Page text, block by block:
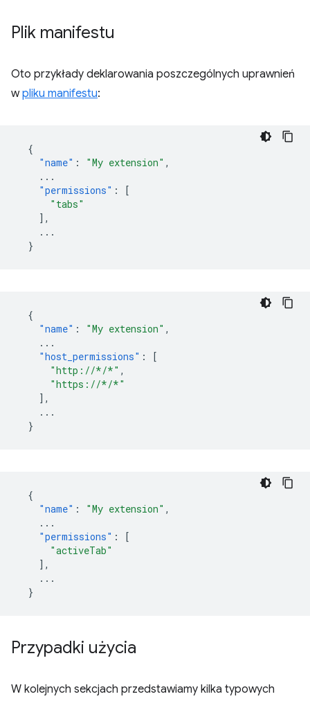
Plik manifestu
Oto przykłady deklarowania poszczególnych uprawnień
wpliku manifestu:
{
"name" : "My extension" ,
...
"permissions" :
[
"tabs"
],
...
}
{
"name" : "My extension" ,
...
"host_permissions" :
[
"http://*/*" ,
"https://*/*"
],
...
}
{
"name" : "My extension" ,
...
"permissions" :
[
"activeTab"
],
...
}
Przypadki użycia
W kolejnych sekcjach przedstawiamy kilka typowych